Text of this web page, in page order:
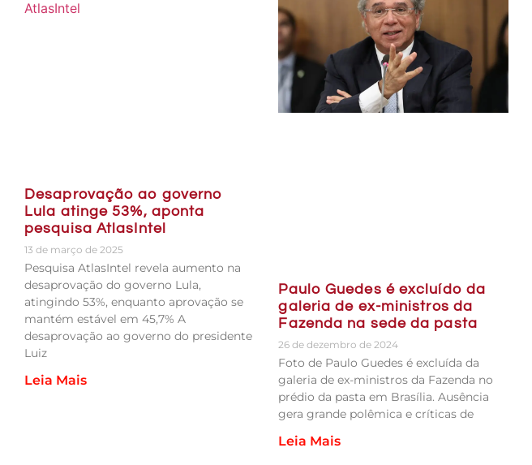
Desaprovação ao governo
Lula atinge 53%, aponta
pesquisa AtlasIntel
13 de março de 2025
Pesquisa AtlasIntel revela aumento na
desaprovação do governo Lula,
atingindo 53%, enquanto aprovação se
mantém estável em 45,7% A
desaprovação ao governo do presidente
Luiz
Leia Mais
Paulo Guedes é excluído da
galeria de ex-ministros da
Fazenda na sede da pasta
26 de dezembro de 2024
Foto de Paulo Guedes é excluída da
galeria de ex-ministros da Fazenda no
prédio da pasta em Brasília. Ausência
gera grande polêmica e críticas de
Leia Mais